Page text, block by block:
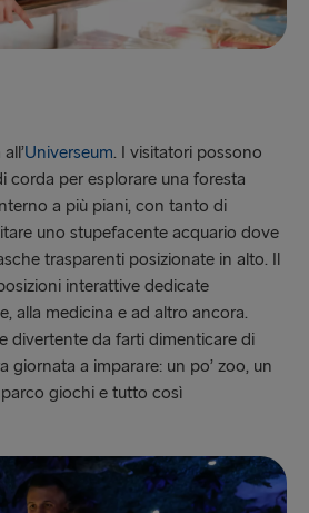
Universeum. I visitatori possono
corda per esplorare una foresta
a più piani, con tanto di
uno stupefacente acquario dove
trasparenti posizionate in alto. Il
interattive dedicate
alla medicina e ad altro ancora.
divertente da farti dimenticare di
giornata a imparare: un po’ zoo, un
parco giochi e tutto così